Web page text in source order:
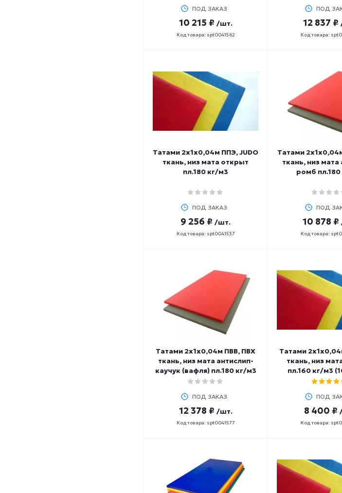
ПОД ЗАКАЗ
10 215 ₽ /шт.
Код товара: spt0041562
ПОД
12 837 ₽
Код товара:
Татами 2х1х0,04м ППЭ, JUDO
ткань, низ мата открыт
пл.180 кг/м3
ПОД ЗАКАЗ
9 256 ₽ /шт.
Код товара: spt0041537
Татами
ткань, низ мата
ромб
ПОД
10 878 ₽
Код товара:
Татами 2х1х0,04м ПВВ, ПВХ
ткань, низ мата антислип-
каучук (вафля) пл.180 кг/м3
ПОД ЗАКАЗ
12 378 ₽ /шт.
Код товара: spt0041577
Татами
ткань, низ
пл.160 кг/м3
ПОД
8 400 ₽
Код товара: